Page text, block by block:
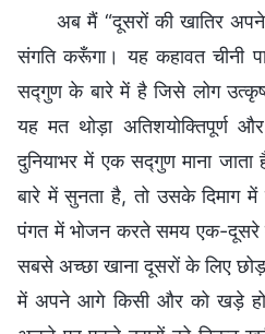
अब मैं “दूसरों की खातिर
संगति करूँगा। यह कहावत चीनी
सद्गुण के बारे में है जिसे लोग
यह मत थोड़ा अतिशयोक्तिपूर्ण
दुनियाभर में एक सद्गुण माना
बारे में सुनता है, तो उसके
पंगत में भोजन करते समय एक-दूसरे
सबसे अच्छा खाना दूसरों के लिए
में अपने आगे किसी और को खड़े